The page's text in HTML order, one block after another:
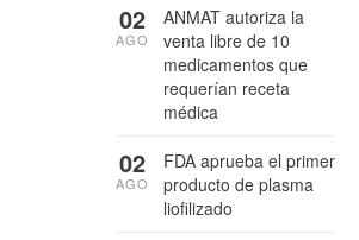
ANMAT autoriza la
venta libre de 10
medicamentos que
requerían receta
médica
02
AGO
FDA aprueba el primer
producto de plasma
liofilizado
02
AGO